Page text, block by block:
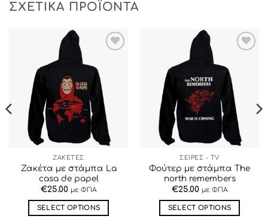
ΣΧΕΤΙΚΆ ΠΡΟΪΌΝΤΑ
ΠΡΟΣΘΉΚΗ
ΣΤΗΝ ΛΊΣΤΑ
ΕΠΙΘΥΜΙΏΝ
ΖΑΚΕΤΕΣ
Ζακέτα με στάμπα La
casa de papel
€25.00 με ΦΠΑ
SELECT OPTIONS
ΠΡΟΣΘΉΚΗ
ΣΤΗΝ ΛΊΣΤΑ
ΕΠΙΘΥΜΙΏΝ
ΣΕΙΡΕΣ - TV
Φούτερ με στάμπα The
north remembers
€25.00 με ΦΠΑ
SELECT OPTIONS